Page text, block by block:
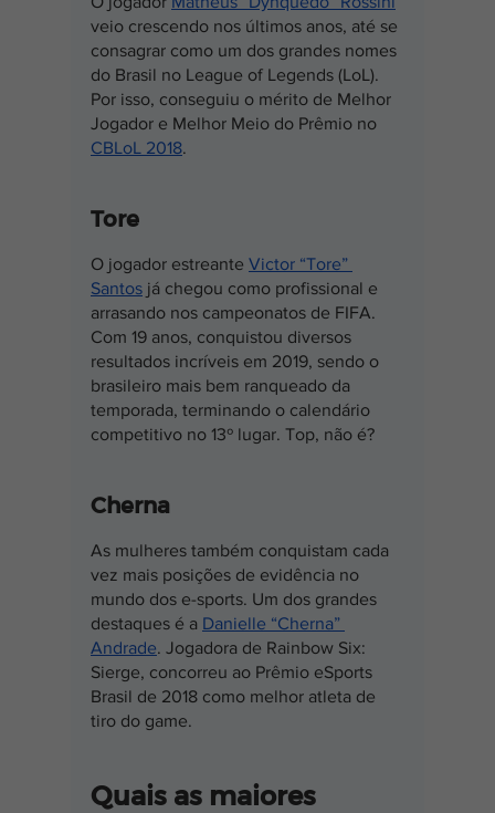
veio crescendo nos últimos anos, até se
consagrar como um dos grandes nomes
do Brasil no League of Legends (LoL).
Por isso, conseguiu o mérito de Melhor
Jogador e Melhor Meio do Prêmio no
CBLoL 2018.
Tore
O jogador estreante Victor “Tore”
Santos já chegou como profissional e
arrasando nos campeonatos de FIFA.
Com 19 anos, conquistou diversos
resultados incríveis em 2019, sendo o
brasileiro mais bem ranqueado da
temporada, terminando o calendário
competitivo no 13º lugar. Top, não é?
Cherna
As mulheres também conquistam cada
vez mais posições de evidência no
mundo dos e-sports. Um dos grandes
destaques é a Danielle “Cherna”
Andrade. Jogadora de Rainbow Six:
Sierge, concorreu ao Prêmio eSports
Brasil de 2018 como melhor atleta de
tiro do game.
Quais as maiores